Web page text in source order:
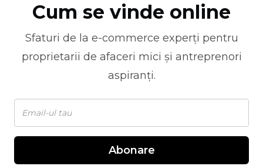
Cum se vinde online
Sfaturi de la e-commerce experți pentru
proprietarii de afaceri mici și antreprenori
aspiranți.
Abonare